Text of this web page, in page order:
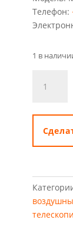
Телефон:
1 в
товара
фильтра
Manitou